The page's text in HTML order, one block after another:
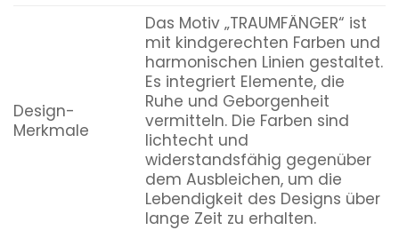
Design-
Merkmale
Das Motiv „TRAUMFÄNGER“ ist
mit kindgerechten Farben und
harmonischen Linien gestaltet.
Es integriert Elemente, die
Ruhe und Geborgenheit
vermitteln. Die Farben sind
lichtecht und
widerstandsfähig gegenüber
dem Ausbleichen, um die
Lebendigkeit des Designs über
lange Zeit zu erhalten.